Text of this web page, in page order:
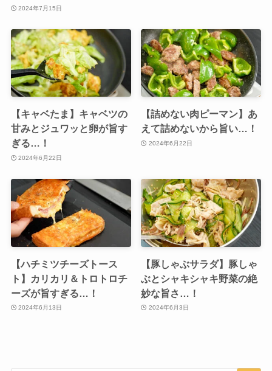
2024年7月15日
【キャベたま】キャベツの
甘みとジュワッと卵が旨す
ぎる…！
2024年6月22日
【詰めない肉ピーマン】あ
えて詰めないから旨い…！
2024年6月22日
【ハチミツチーズトース
ト】カリカリ＆トロトロチ
ーズが旨すぎる…！
2024年6月13日
【豚しゃぶサラダ】豚しゃ
ぶとシャキシャキ野菜の絶
妙な旨さ…！
2024年6月3日